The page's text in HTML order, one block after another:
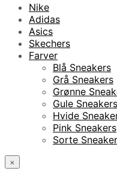
Nike
Adidas
Asics
Skechers
Farver
Blå Sneakers
Grå Sneakers
Grønne
Gule Sneakers
Hvide
Pink Sneakers
Sorte
×